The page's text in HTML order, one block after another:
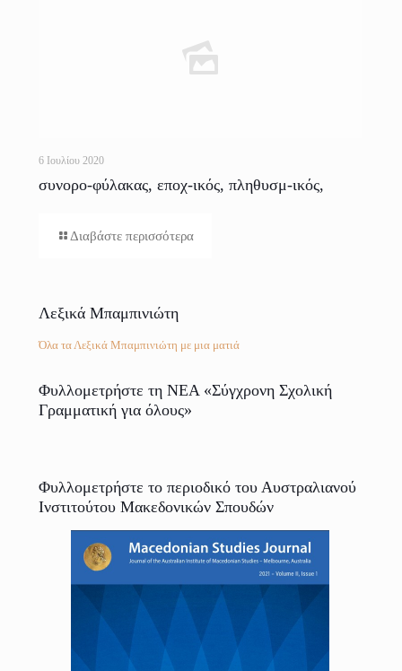
6 Ιουλίου 2020
συνορο-φύλακας, εποχ-ικός, πληθυσμ-ικός,
Διαβάστε περισσότερα
Λεξικά Μπαμπινιώτη
Όλα τα Λεξικά Μπαμπινιώτη με μια ματιά
Φυλλομετρήστε τη ΝΕΑ «Σύγχρονη Σχολική
Γραμματική για όλους»
Φυλλομετρήστε το περιοδικό του Αυστραλιανού
Ινστιτούτου Μακεδονικών Σπουδών